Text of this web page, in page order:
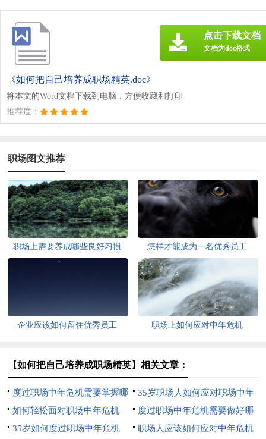
《如何把自己培养成职场精英.doc》
将本文的Word文档下载到电脑，方便收藏和打印
推荐度：
点击下载文档
文档为doc格式
职场图文推荐
职场上需要养成哪些良好习惯 怎样才能成为一名优秀员工
企业应该如何留住优秀员工 职场上如何应对中年危机
【如何把自己培养成职场精英】相关文章：
度过职场中年危机需要掌握哪
3个技能
35岁职场人如何应对职场中年
危机
如何轻松面对职场中年危机
度过职场中年危机需要做好哪
3点
35岁如何度过职场中年危机 职场人应该如何应对中年危机